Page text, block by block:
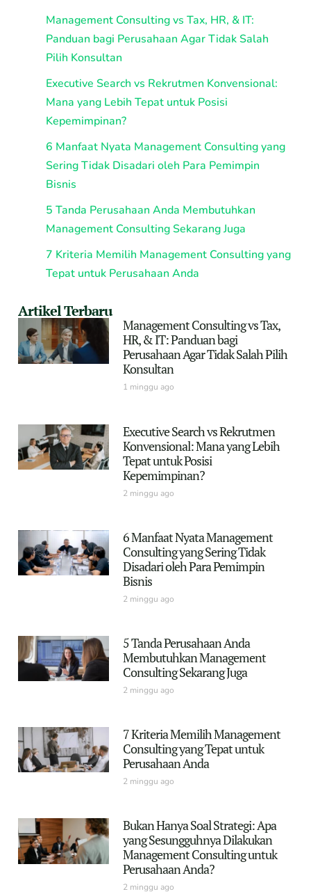
Management Consulting vs Tax, HR, & IT:
Panduan bagi Perusahaan Agar Tidak Salah
Pilih Konsultan
Executive Search vs Rekrutmen Konvensional:
Mana yang Lebih Tepat untuk Posisi
Kepemimpinan?
6 Manfaat Nyata Management Consulting yang
Sering Tidak Disadari oleh Para Pemimpin
Bisnis
5 Tanda Perusahaan Anda Membutuhkan
Management Consulting Sekarang Juga
7 Kriteria Memilih Management Consulting yang
Tepat untuk Perusahaan Anda
Artikel Terbaru
Management Consulting vs Tax,
HR, & IT: Panduan bagi
Perusahaan Agar Tidak Salah Pilih
Konsultan
1 minggu ago
Executive Search vs Rekrutmen
Konvensional: Mana yang Lebih
Tepat untuk Posisi
Kepemimpinan?
2 minggu ago
6 Manfaat Nyata Management
Consulting yang Sering Tidak
Disadari oleh Para Pemimpin
Bisnis
2 minggu ago
5 Tanda Perusahaan Anda
Membutuhkan Management
Consulting Sekarang Juga
2 minggu ago
7 Kriteria Memilih Management
Consulting yang Tepat untuk
Perusahaan Anda
2 minggu ago
Bukan Hanya Soal Strategi: Apa
yang Sesungguhnya Dilakukan
Management Consulting untuk
Perusahaan Anda?
2 minggu ago